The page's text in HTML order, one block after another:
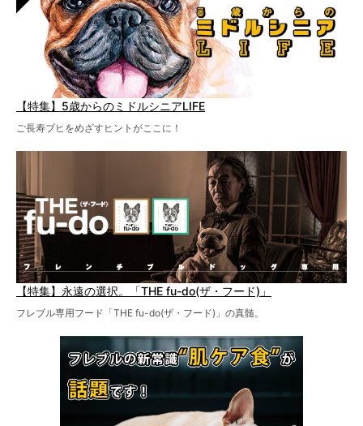
【特集】5歳からのミドルシニアLIFE
ご長寿ブヒをめざすヒントがここに！
【特集】永遠の選択。「THE fu-do(ザ・フード)」
フレブル専用フード「THE fu-do(ザ・フード)」の真髄。